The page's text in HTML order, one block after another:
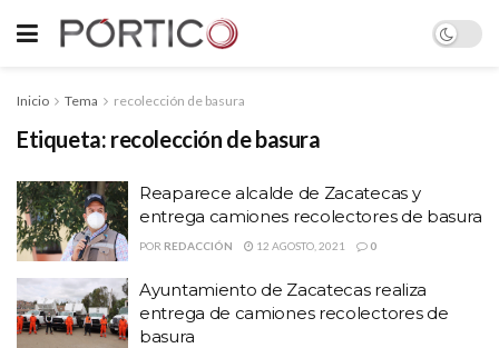
Inicio Tema recolección de basura
Etiqueta: recolección de basura
Reaparece alcalde de Zacatecas y
entrega camiones recolectores de basura
POR REDACCIÓN 12 AGOSTO, 2021 0
Ayuntamiento de Zacatecas realiza
entrega de camiones recolectores de
basura